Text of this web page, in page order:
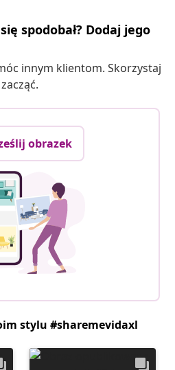
spodobał? Dodaj jego
innym klientom. Skorzystaj
obrazek
stylu #sharemevidaxl